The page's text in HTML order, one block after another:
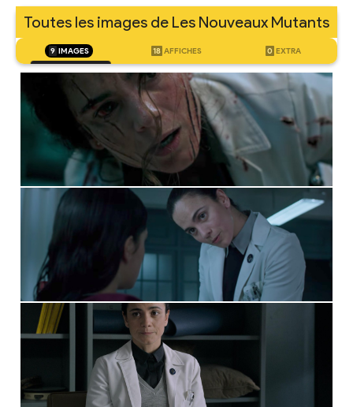
Toutes les images de Les Nouveaux Mutants
9 IMAGES 18 AFFICHES 0 EXTRA